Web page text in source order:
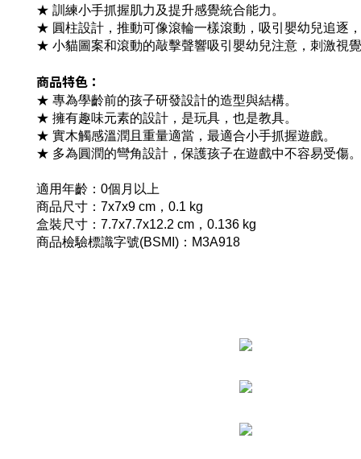
★ 訓練小手抓握肌力及提升感覺統合能力。
★ 圓柱設計，推動可像滾輪一樣滾動，吸引嬰幼兒追逐
★ 小貓圖案和滾動的敲擊聲響吸引嬰幼兒注意，刺激視
商品特色：
★ 專為學齡前的孩子研發設計的造型與結構。
★ 擁有趣味元素的設計，是玩具，也是教具。
★ 實木觸感溫潤且重量適當，最適合小手抓握遊戲。
★ 多為圓潤的彎角設計，保護孩子在遊戲中不容易受傷。
適用年齡：0個月以上
商品尺寸：7x7x9 cm，0.1 kg
盒裝尺寸：7.7x7.7x12.2 cm，0.136 kg
商品檢驗標識字號(BSMI)：M3A918